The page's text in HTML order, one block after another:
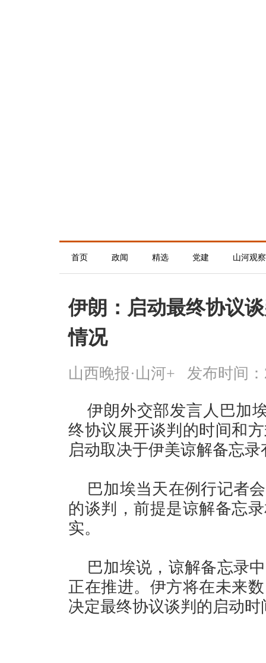
首页 政闻 精选 党建 山河观察
伊朗：启动最终协议
情况
山西晚报·山河+ 发布时间：
伊朗外交部发言人巴加
终协议展开谈判的时间和
启动取决于伊美谅解备忘
巴加埃当天在例行记者
的谈判，前提是谅解备忘
实。
巴加埃说，谅解备忘录
正在推进。伊方将在未来
决定最终协议谈判的启动